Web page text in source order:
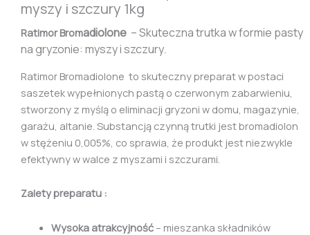
myszy i szczury 1kg
Ratimor Bromadiolone – Skuteczna trutka w formie pasty
na gryzonie: myszy i szczury.
Ratimor Bromadiolone to skuteczny preparat w postaci
saszetek wypełnionych pastą o czerwonym zabarwieniu,
stworzony z myślą o eliminacji gryzoni w domu, magazynie,
garażu, altanie. Substancją czynną trutki jest bromadiolon
w stężeniu 0,005%, co sprawia, że produkt jest niezwykle
efektywny w walce z myszami i szczurami.
Zalety preparatu :
Wysoka atrakcyjność– mieszanka składników